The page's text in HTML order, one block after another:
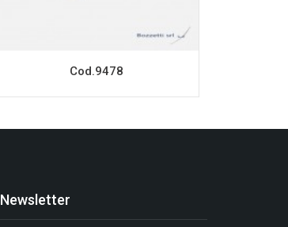
Cod.9478
Newsletter